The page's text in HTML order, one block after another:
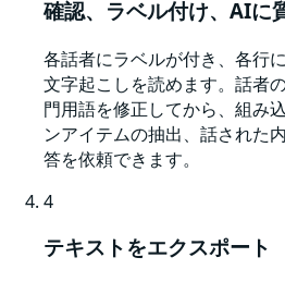
確認、ラベル付け、AIに
各話者にラベルが付き、各行
文字起こしを読めます。話者
門用語を修正してから、組み
ンアイテムの抽出、話された
答を依頼できます。
4
テキストをエクスポート